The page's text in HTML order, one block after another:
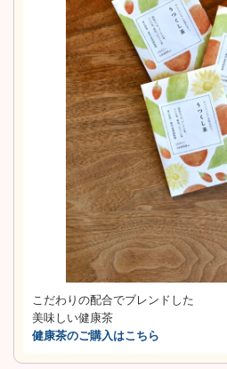
こだわりの配合でブレンドした
美味しい健康茶
健康茶のご購入はこちら